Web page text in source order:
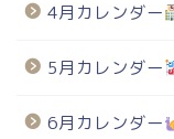
4月カレンダー
5月カレンダー
6月カレンダー